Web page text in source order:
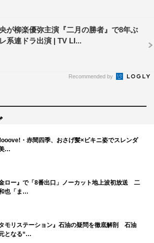
が柳楽優弥主演『二月の勝者』で8年ぶ
系連ドラ出演 | TV LI...
Recommended by
・赤間四季、おさげ髪×ビキニ姿でスレンダ
…
金ロー』で「8番出口」ノーカット地上波初放送 二
也「ま…
タモリステーション』石油の疑問を徹底解剖 石油
となる“…